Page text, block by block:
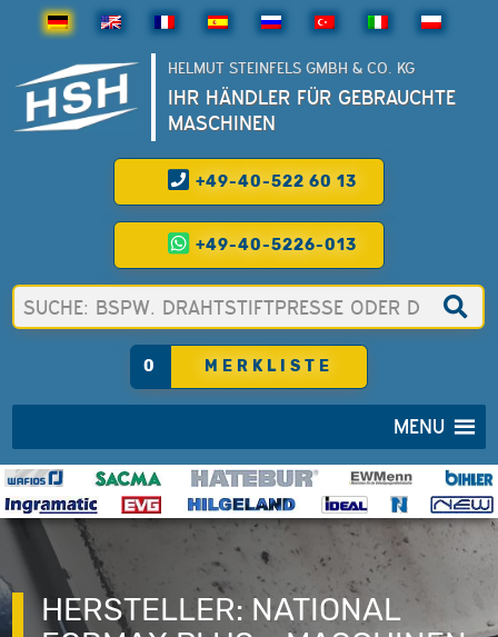
HELMUT STEINFELS GMBH & CO. KG
IHR HÄNDLER FÜR GEBRAUCHTE
MASCHINEN
+49-40-522 60 13
+49-40-5226-013
0 MERKLISTE
MENU
HERSTELLER: NATIONAL